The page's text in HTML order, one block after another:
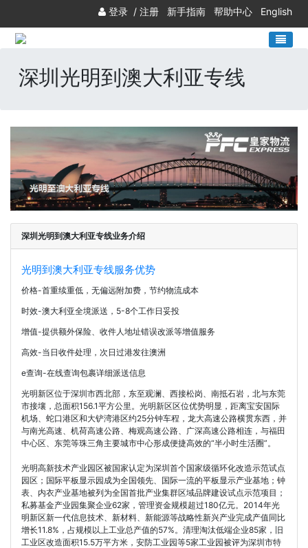
登录 / 注册 新手指南 帮助中心 English
深圳光明到澳大利亚专线
深圳光明到澳大利亚专线业务介绍
光明到澳大利亚专线服务优势
价格-首重续重低，无偏远附加费，节约物流成本
时效-澳大利亚全境派送，5-8个工作日妥投
增值-提供额外保险、收件人地址错误改派等增值服务
高效-当日收件处理，次日过港发往澳洲
e查询-在线查询包裹详细派送信息
光明新区位于深圳市西北部，东至观澜、西接松岗、南抵石岩，北与东莞
市接壤，总面积156.1平方公里。光明新区区位优势明显，距离宝安国际
机场、蛇口港区和大铲湾港区约25分钟车程，龙大高速公路横贯东西，并
与南光高速、机荷高速公路、梅观高速公路、广深高速公路相连，与福田
中心区、东莞等珠三角主要城市中心形成便捷高效的“半小时生活圈”。
光明高新技术产业园区被国家认定为深圳首个国家级循环化改造示范试点
园区；国际平板显示园成为全国领先、国际一流的平板显示产业基地；钟
表、内衣产业基地被列为全国首批产业集群区域品牌建设试点示范项目；
私募基金产业园集聚企业62家，管理资金规模超过180亿元。2014年光
明新区新一代信息技术、新材料、新能源等战略性新兴产业完成产值同比
增长11.8%，占规模以上工业总产值的57%。清理淘汰低端企业85家，旧
工业区改造面积15.5万平方米，安防工业园等5家工业园被评为深圳市特